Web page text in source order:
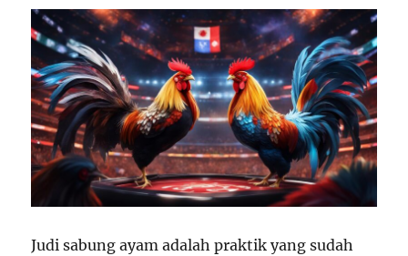
Judi sabung ayam adalah praktik yang sudah